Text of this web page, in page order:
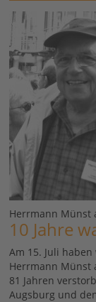
Herrmann Münst
10 Jahre
Am 15. Juli
Herrmann Münst
81 Jahren
Augsburg und